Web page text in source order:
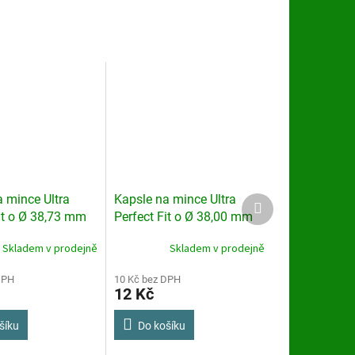
mince Ultra
o Ø 38,73 mm
Skladem v prodejně
Kapsle na mince Ultra
Perfect Fit o Ø 38,00 mm
Skladem v prodejně
10 Kč bez DPH
12 Kč
Do košíku
Další
produkt